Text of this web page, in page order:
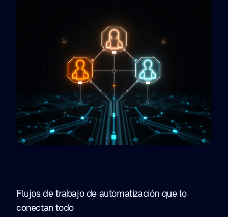
Flujos de trabajo de automatización que lo
conectan todo